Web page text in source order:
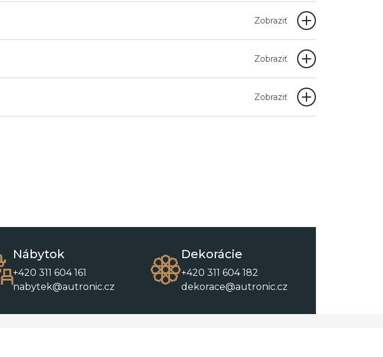
Zobraziť
Zobraziť
Zobraziť
Nábytok
+420 311 604 161
nabytek@autronic.cz
Dekorácie
+420 311 604 182
dekorace@autronic.cz